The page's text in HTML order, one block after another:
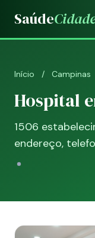
Saúde
Início / Campinas
Hospital
1506
endereço,